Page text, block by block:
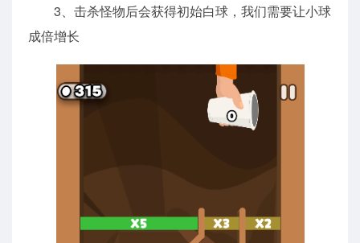
3、击杀怪物后会获得初始白球，我们需要让小球
成倍增长